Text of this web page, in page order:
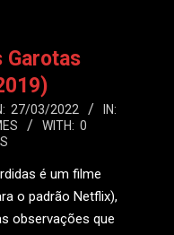
Garotas
27/03/2022
IN:
WITH: 0
é um filme
o padrão Netflix),
observações que